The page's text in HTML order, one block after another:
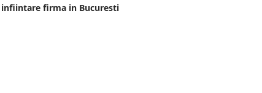
infiintare firma in Bucuresti